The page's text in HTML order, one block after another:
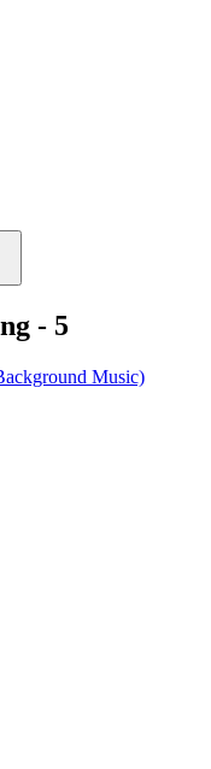
- 5
Music)